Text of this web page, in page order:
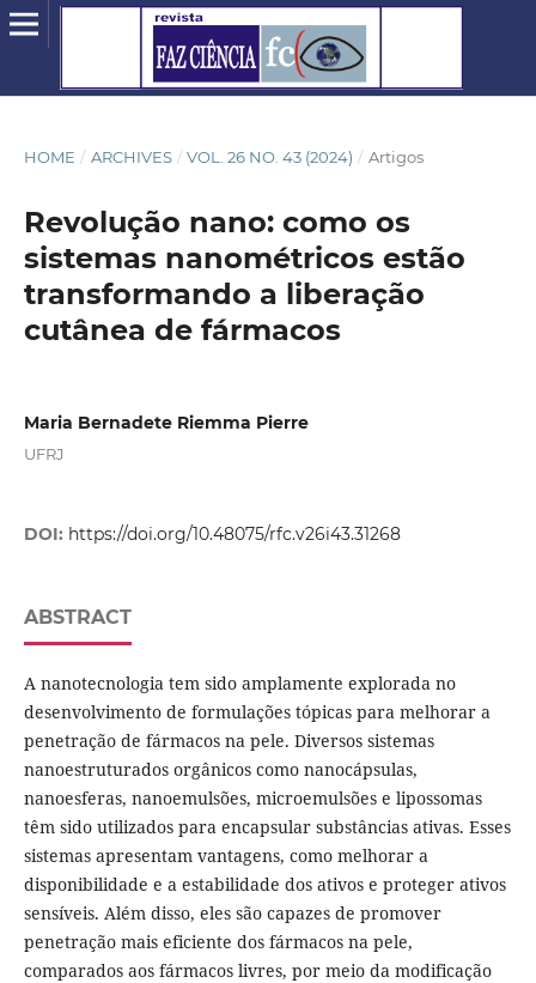
HOME / ARCHIVES / VOL. 26 NO. 43 (2024) / Artigos
Revolução nano: como os
sistemas nanométricos estão
transformando a liberação
cutânea de fármacos
Maria Bernadete Riemma Pierre
UFRJ
DOI: https://doi.org/10.48075/rfc.v26i43.31268
ABSTRACT
A nanotecnologia tem sido amplamente explorada no
desenvolvimento de formulações tópicas para melhorar a
penetração de fármacos na pele. Diversos sistemas
nanoestruturados orgânicos como nanocápsulas,
nanoesferas, nanoemulsões, microemulsões e lipossomas
têm sido utilizados para encapsular substâncias ativas. Esses
sistemas apresentam vantagens, como melhorar a
disponibilidade e a estabilidade dos ativos e proteger ativos
sensíveis. Além disso, eles são capazes de promover
penetração mais eficiente dos fármacos na pele,
comparados aos fármacos livres, por meio da modificação